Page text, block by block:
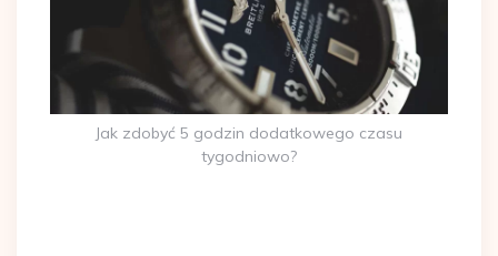
Jak zdobyć 5 godzin dodatkowego czasu
tygodniowo?